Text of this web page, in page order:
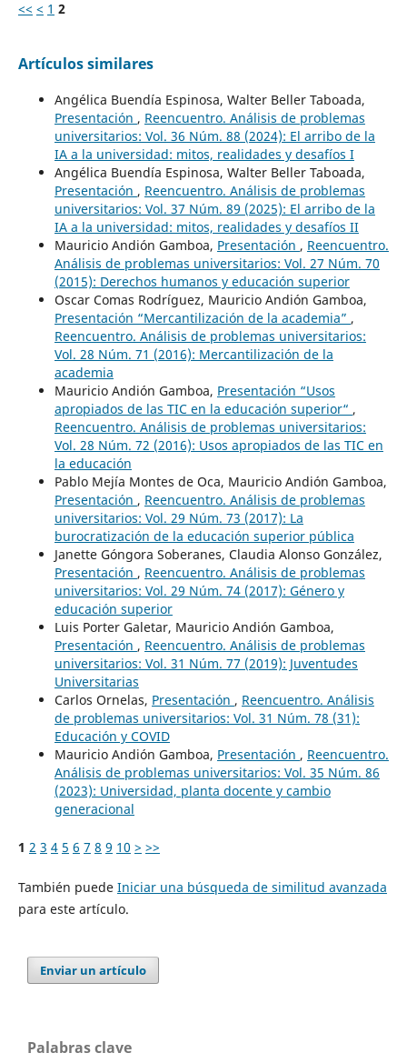
<< < 1 2
Artículos similares
Angélica Buendía Espinosa, Walter Beller Taboada,
Presentación , Reencuentro. Análisis de problemas
universitarios: Vol. 36 Núm. 88 (2024): El arribo de la
IA a la universidad: mitos, realidades y desafíos I
Angélica Buendía Espinosa, Walter Beller Taboada,
Presentación , Reencuentro. Análisis de problemas
universitarios: Vol. 37 Núm. 89 (2025): El arribo de la
IA a la universidad: mitos, realidades y desafíos II
Mauricio Andión Gamboa, Presentación , Reencuentro.
Análisis de problemas universitarios: Vol. 27 Núm. 70
(2015): Derechos humanos y educación superior
Oscar Comas Rodríguez, Mauricio Andión Gamboa,
Presentación “Mercantilización de la academia” ,
Reencuentro. Análisis de problemas universitarios:
Vol. 28 Núm. 71 (2016): Mercantilización de la
academia
Mauricio Andión Gamboa, Presentación “Usos
apropiados de las TIC en la educación superior“ ,
Reencuentro. Análisis de problemas universitarios:
Vol. 28 Núm. 72 (2016): Usos apropiados de las TIC en
la educación
Pablo Mejía Montes de Oca, Mauricio Andión Gamboa,
Presentación , Reencuentro. Análisis de problemas
universitarios: Vol. 29 Núm. 73 (2017): La
burocratización de la educación superior pública
Janette Góngora Soberanes, Claudia Alonso González,
Presentación , Reencuentro. Análisis de problemas
universitarios: Vol. 29 Núm. 74 (2017): Género y
educación superior
Luis Porter Galetar, Mauricio Andión Gamboa,
Presentación , Reencuentro. Análisis de problemas
universitarios: Vol. 31 Núm. 77 (2019): Juventudes
Universitarias
Carlos Ornelas, Presentación , Reencuentro. Análisis
de problemas universitarios: Vol. 31 Núm. 78 (31):
Educación y COVID
Mauricio Andión Gamboa, Presentación , Reencuentro.
Análisis de problemas universitarios: Vol. 35 Núm. 86
(2023): Universidad, planta docente y cambio
generacional
1 2 3 4 5 6 7 8 9 10 > >>
También puede Iniciar una búsqueda de similitud avanzada
para este artículo.
Enviar un artículo
Palabras clave